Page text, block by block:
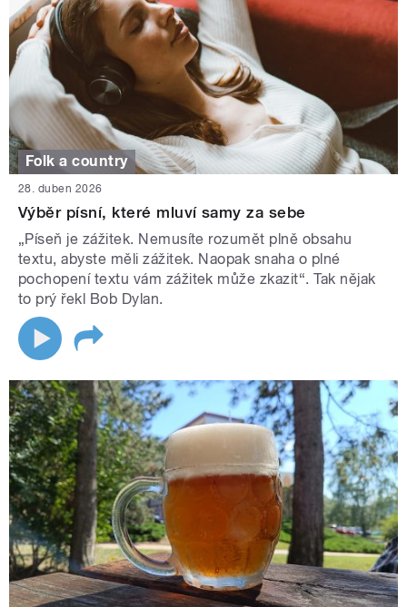
Folk a country
28. duben 2026
Výběr písní, které mluví samy za sebe
„Píseň je zážitek. Nemusíte rozumět plně obsahu
textu, abyste měli zážitek. Naopak snaha o plné
pochopení textu vám zážitek může zkazit“. Tak nějak
to prý řekl Bob Dylan.